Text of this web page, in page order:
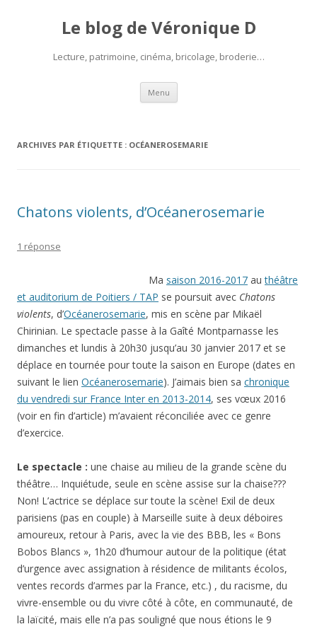
Le blog de Véronique D
Lecture, patrimoine, cinéma, bricolage, broderie…
Menu Aller
contenu
ARCHIVES PAR ÉTIQUETTE : OCÉANEROSEMARIE
Chatons violents, d’Océanerosemarie
1 réponse
Ma saison 2016-2017 authéâtre
et auditorium de Poitiers / TAP se poursuit avec Chatons
violents, d’Océanerosemarie, mis en scène par Mikaël
Chirinian. Le spectacle passe à la Gaîté Montparnasse les
dimanches et lundis à 20h30 jusqu’au 30 janvier 2017 et se
déplace en tournée pour toute la saison en Europe (dates en
suivant le lien Océanerosemarie). J’aimais bien sa chronique
du vendredi sur France Inter en 2013-2014, ses vœux 2016
(voir en fin d’article) m’avaient réconciliée avec ce genre
d’exercice.
Le spectacle : une chaise au milieu de la grande scène du
théâtre… Inquiétude, seule en scène assise sur la chaise???
Non! L’actrice se déplace sur toute la scène! Exil de deux
parisiens (pas en couple) à Marseille suite à deux déboires
amoureux, retour à Paris, avec la vie des BBB, les « Bons
Bobos Blancs », 1h20 d’humour autour de la politique (état
d’urgence avec assignation à résidence de militants écolos,
ventes records d’armes par la France, etc.) , du racisme, du
vivre-ensemble ou du vivre côté à côte, en communauté, de
la laïcité, mais elle n’a pas souligné que nous étions le 9